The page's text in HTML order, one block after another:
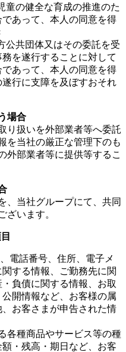
童の健全な育成の推進のた
あって、本人の同意を得
公共団体又はその委託を受
を遂行することに対して
あって、本人の同意を得
行に支障を及ぼすおそれ
場合
り扱いを外部業者等へ委託
を当社の厳正な管理下のも
外部業者等に提供等するこ
、当社グループにて、共同
ざいます。
電話番号、住所、電子メ
する情報、ご勤務先に関
負債に関する情報、お取
開情報など、お客様の属
お客さまが申告された情
各種商品やサービス等の種
・残高・期日など、お客